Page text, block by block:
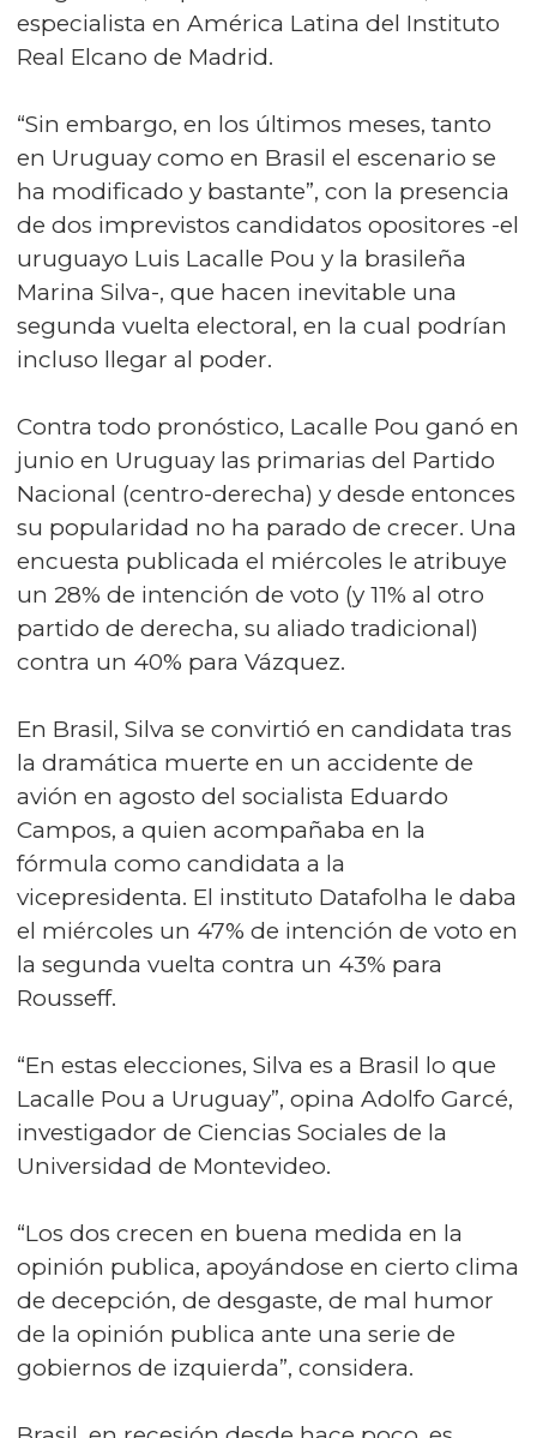
especialista en América Latina del Instituto
Real Elcano de Madrid.
“Sin embargo, en los últimos meses, tanto
en Uruguay como en Brasil el escenario se
ha modificado y bastante”, con la presencia
de dos imprevistos candidatos opositores -el
uruguayo Luis Lacalle Pou y la brasileña
Marina Silva-, que hacen inevitable una
segunda vuelta electoral, en la cual podrían
incluso llegar al poder.
Contra todo pronóstico, Lacalle Pou ganó en
junio en Uruguay las primarias del Partido
Nacional (centro-derecha) y desde entonces
su popularidad no ha parado de crecer. Una
encuesta publicada el miércoles le atribuye
un 28% de intención de voto (y 11% al otro
partido de derecha, su aliado tradicional)
contra un 40% para Vázquez.
En Brasil, Silva se convirtió en candidata tras
la dramática muerte en un accidente de
avión en agosto del socialista Eduardo
Campos, a quien acompañaba en la
fórmula como candidata a la
vicepresidenta. El instituto Datafolha le daba
el miércoles un 47% de intención de voto en
la segunda vuelta contra un 43% para
Rousseff.
“En estas elecciones, Silva es a Brasil lo que
Lacalle Pou a Uruguay”, opina Adolfo Garcé,
investigador de Ciencias Sociales de la
Universidad de Montevideo.
“Los dos crecen en buena medida en la
opinión publica, apoyándose en cierto clima
de decepción, de desgaste, de mal humor
de la opinión publica ante una serie de
gobiernos de izquierda”, considera.